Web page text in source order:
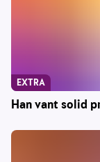
Han vant solid
EXTRA